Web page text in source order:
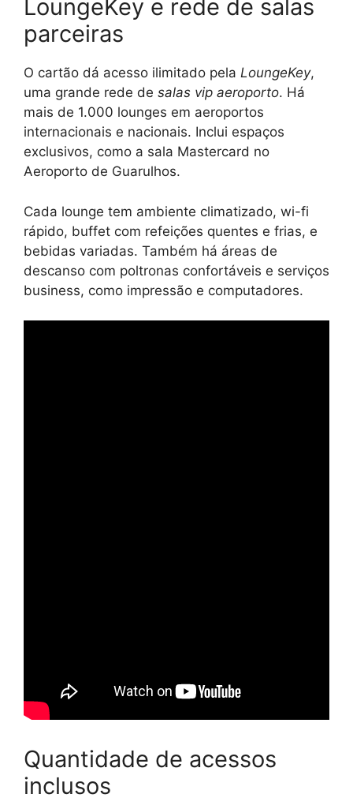
LoungeKey e rede de salas
parceiras
O cartão dá acesso ilimitado pela LoungeKey,
uma grande rede de salas vip aeroporto. Há
mais de 1.000 lounges em aeroportos
internacionais e nacionais. Inclui espaços
exclusivos, como a sala Mastercard no
Aeroporto de Guarulhos.
Cada lounge tem ambiente climatizado, wi-fi
rápido, buffet com refeições quentes e frias, e
bebidas variadas. Também há áreas de
descanso com poltronas confortáveis e serviços
business, como impressão e computadores.
Quantidade de acessos
inclusos